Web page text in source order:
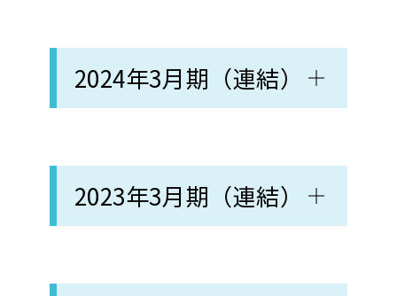
2024年3月期（連結）
2023年3月期（連結）